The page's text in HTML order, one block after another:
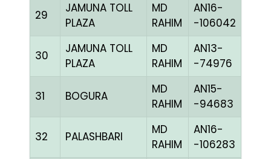
29
JAMUNA TOLL
PLAZA
MD
RAHIM
AN16-
-106042
30
JAMUNA TOLL
PLAZA
MD
RAHIM
AN13-
-74976
31 BOGURA
MD
RAHIM
AN15-
-94683
32 PALASHBARI
MD
RAHIM
AN16-
-106283